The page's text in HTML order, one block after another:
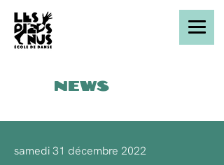
News
samedi 31 décembre 2022